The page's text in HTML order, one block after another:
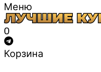
Меню
0
Корзина